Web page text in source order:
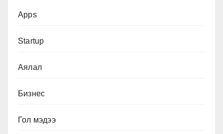
Apps
Startup
Аялал
Бизнес
Гол мэдээ